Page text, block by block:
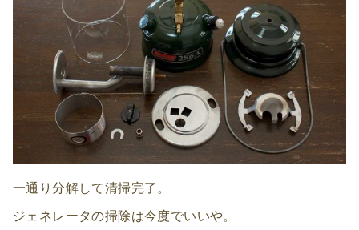
一通り分解して清掃完了。
ジェネレータの掃除は今度でいいや。